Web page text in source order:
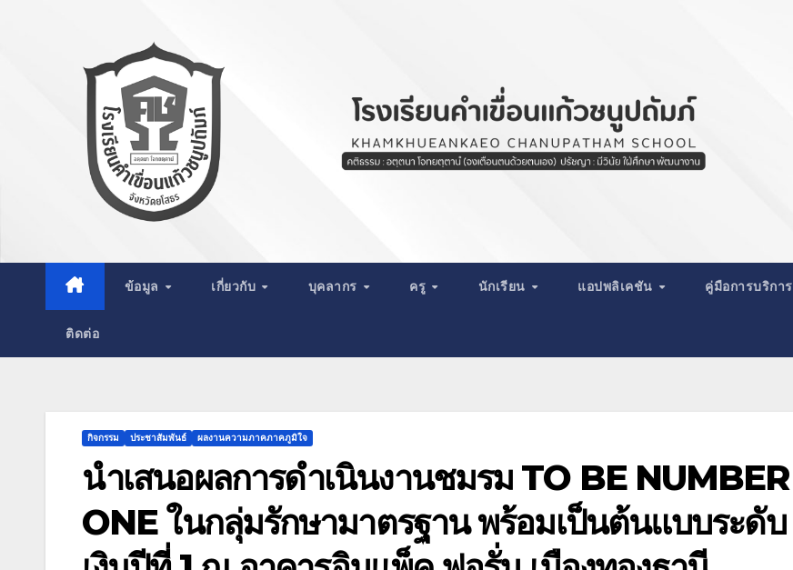
ข้อมูล เกี่ยวกับ บุคลากร ครู นักเรียน แอปพลิเคชัน คู่มือการบริการ
ติดต่อ
กิจกรรม ประชาสัมพันธ์ ผลงานความภาคภาคภูมิใจ
นำเสนอผลการดำเนินงานชมรม TO BE NUMBER
ONE ในกลุ่มรักษามาตรฐาน พร้อมเป็นต้นแบบระดับ